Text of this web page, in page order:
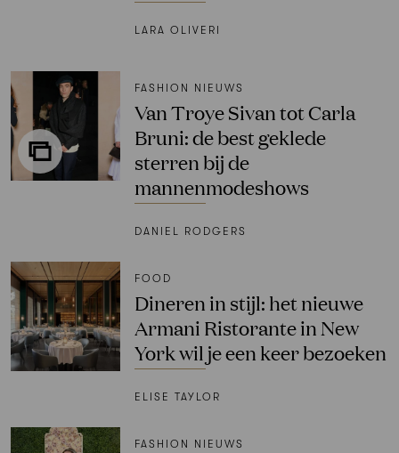
LARA OLIVERI
FASHION NIEUWS
Van Troye Sivan tot Carla
Bruni: de best geklede
sterren bij de
mannenmodeshows
DANIEL RODGERS
FOOD
Dineren in stijl: het nieuwe
Armani Ristorante in New
York wil je een keer bezoeken
ELISE TAYLOR
FASHION NIEUWS